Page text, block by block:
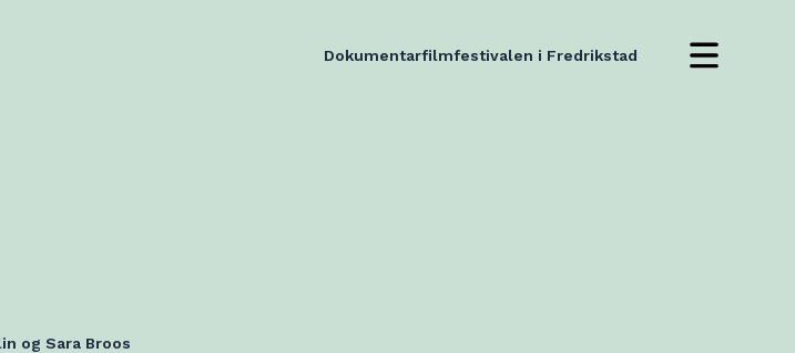
Dokumentarfilmfestivalen i Fredrikstad
og Sara Broos